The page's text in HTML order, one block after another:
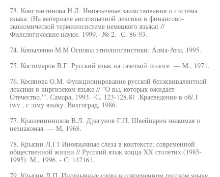
73. Константинова Н.Л. Иноязычные заимствования и система
языка: (На материале англоязычной лексики в финансово-
экономической терминосистеме немецкого языка) //
Филслогические науки. 1999.- № 2. -С. 86-93.
74. Копыленко М.М Основы этнолингвистики. Алма-Аты, 1995.
75. Костомаров В.Г. Русский язык на газеткой полосе. — М., 1971.
76. Косянова О.М. Функционирование русской безэквивалентной
лексики в киргизском языке // "О вы, которых ожидает
Отечество.'". Самара, 1993. -С. 123-128.81 .Краеведение в об/.1
iwv , с :ому языку. Волгоград, 1986.
77. Крашенинников В.Л. Драгунов Г.П. Швейцария знакомая и
незнакомая. — М, 1968.
78. Крысин Л.Г1 Иноязычные слеза в контексте; современной
общественной жизни // Русский язык коцца XX столетих (1985-
1995). М., 1996. - С. 142161.